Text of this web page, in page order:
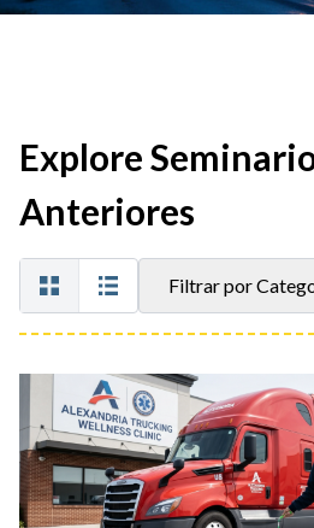
Explore
Anteriores
Filtrar por